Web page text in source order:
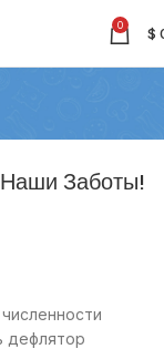
0 $
Заботы!
дефлятор